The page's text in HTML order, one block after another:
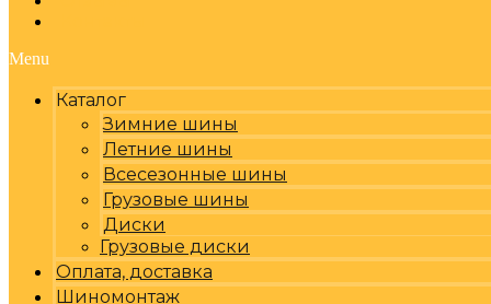
Menu
Каталог
Зимние шины
Летние шины
Всесезонные шины
Грузовые шины
Диски
Грузовые диски
Оплата, доставка
Шиномонтаж